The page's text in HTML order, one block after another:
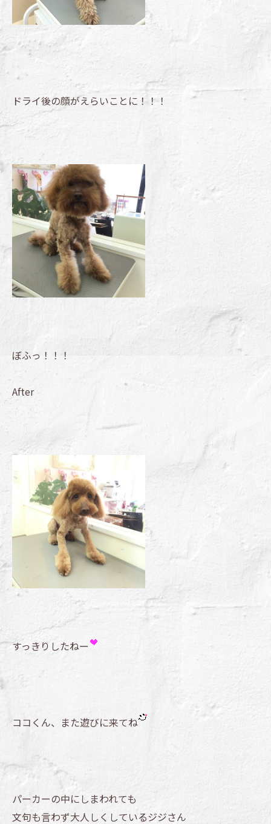
ドライ後の顔がえらいことに！！！
ぼふっ！！！
After
すっきりしたねー
ココくん、また遊びに来てね
パーカーの中にしまわれても
文句も言わず大人しくしているジジさん